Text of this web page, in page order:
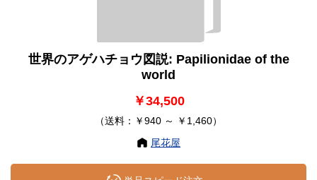
世界のアゲハチョウ図説: Papilionidae of the
world
￥34,500
（送料：￥940 ～ ￥1,460）
尾花屋